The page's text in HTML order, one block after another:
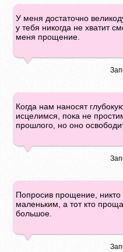
У меня достаточно
у тебя никогда не хватит
меня прощение.
Когда нам наносят
исцелимся, пока не
прошлого, но оно
Попросив прощение,
маленьким, а тот кто
большое.